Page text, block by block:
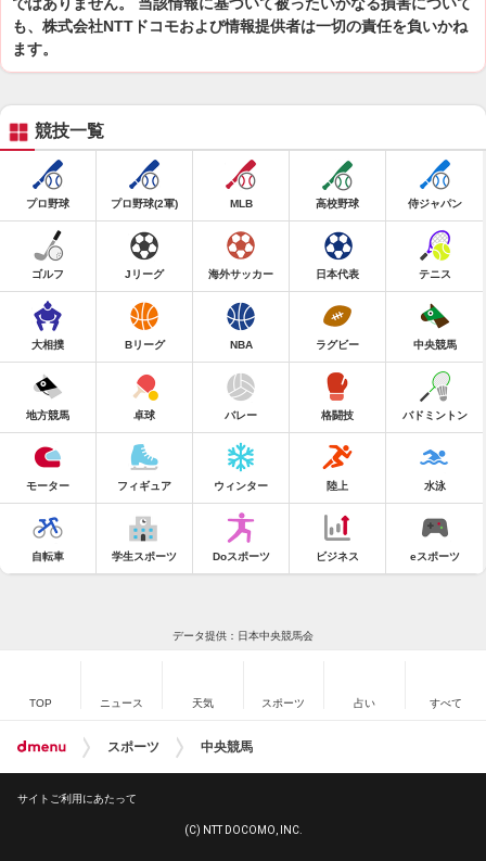
も、株式会社NTTドコモおよび情報提供者は一切の責任を負いかね
ます。
競技一覧
プロ野球 プロ野球(2軍) MLB 高校野球 侍ジャパン
ゴルフ Jリーグ 海外サッカー 日本代表 テニス
大相撲 Bリーグ NBA ラグビー 中央競馬
地方競馬 卓球 バレー 格闘技 バドミントン
モーター フィギュア ウィンター 陸上 水泳
自転車 学生スポーツ Doスポーツ ビジネス eスポーツ
データ提供：日本中央競馬会
TOP ニュース 天気 スポーツ 占い すべて
スポーツ 中央競馬
サイトご利用にあたって
(C) NTT DOCOMO, INC.